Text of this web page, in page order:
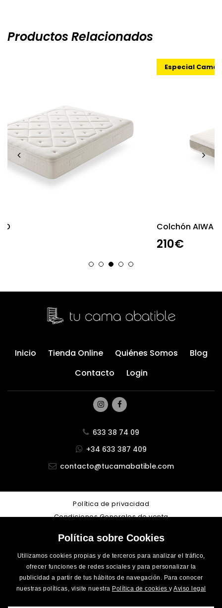
Política sobre Cookies
Utilizamos cookies propias y de terceros para analizar el tráfico,
ofrecer funciones de redes sociales y para personalizar la
publicidad a partir de tus hábitos de navegación. Para conocer
nuestras políticas, visite nuestra Política de cookies y Aviso legal
Productos Relacionados
Especial Cama Abatibles
Colchón AIWA 24cm
Inicio Tienda Online Quiénes Somos
Blog
Contacto
Login
633 38 74 09
+34 633 387 409
contacto@tucamabatible.com
Política de privacidad
Condiciones Generales de venta
Cookies
Accesibilidad
Desarrollo Web
LoboCom